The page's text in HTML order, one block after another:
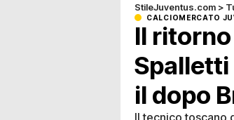
StileJuventus.com >
CALCIOMERCATO
Il
Spalletti
il dopo
Il tecnico toscano